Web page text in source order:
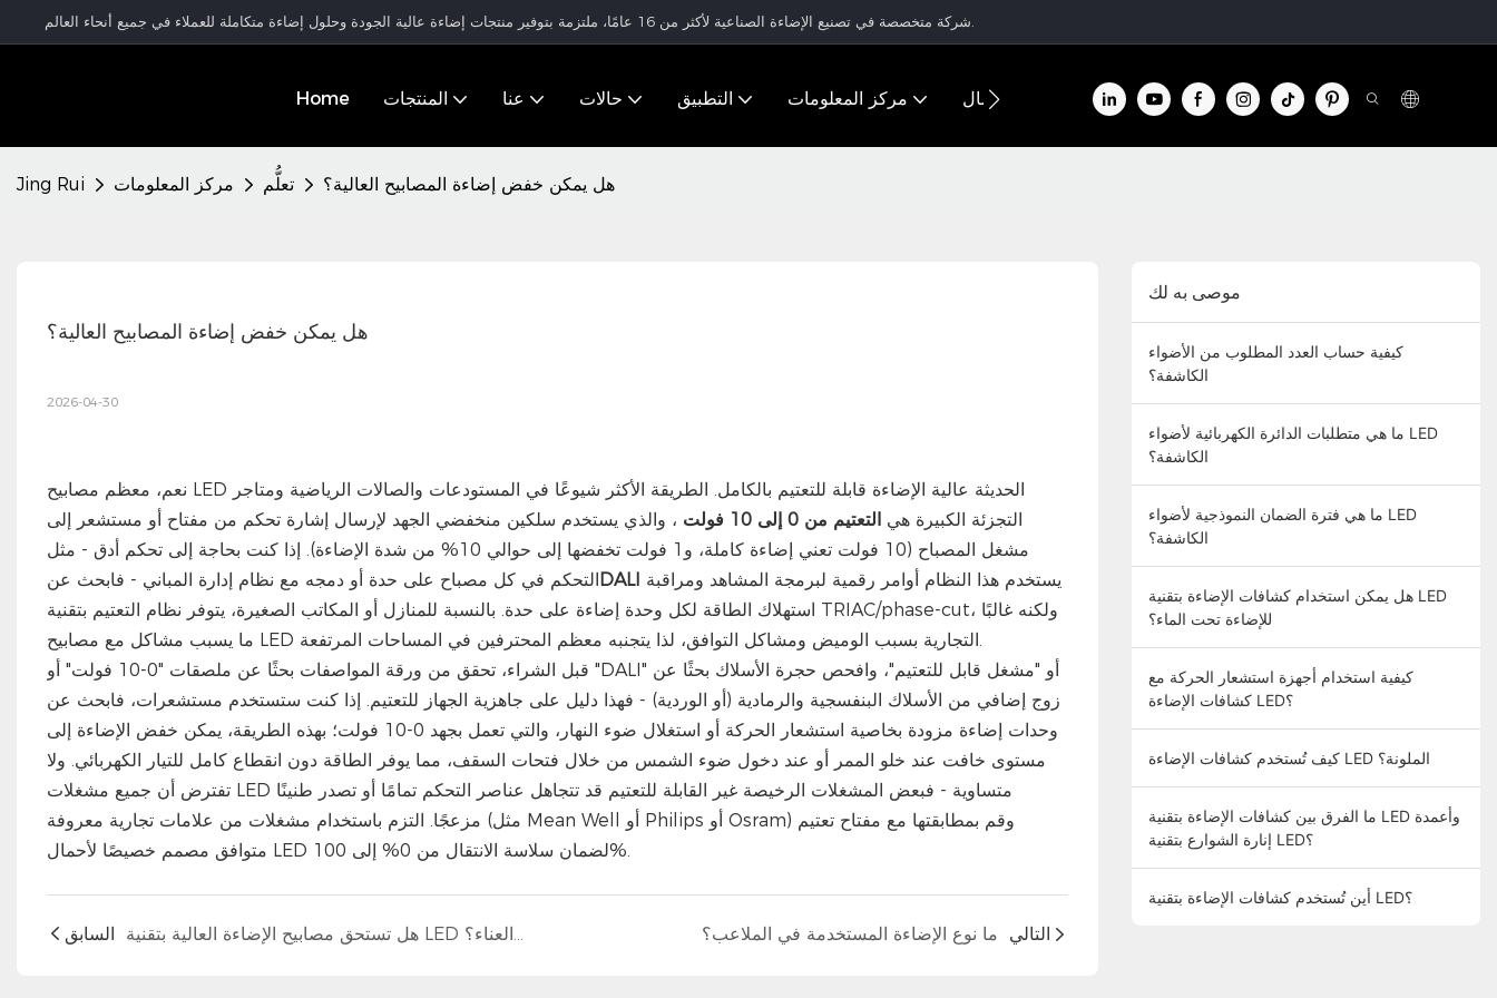
Home المنتجات عنا حالات التطبيق مركز المعلومات الاتصال
Jing Rui مركز المعلومات تعلُّم هل يمكن خفض إضاءة المصابيح العالية؟
هل يمكن خفض إضاءة المصابيح العالية؟
2026-04-30
نعم، معظم مصابيح LED الحديثة عالية الإضاءة قابلة للتعتيم بالكامل. الطريقة الأكثر شيوعًا في المستودعات والصالات الرياضية ومتاجر
التجزئة الكبيرة هي التعتيم من 0 إلى 10 فولت
، والذي يستخدم سلكين منخفضي الجهد لإرسال إشارة تحكم من مفتاح أو مستشعر إلى
مشغل المصباح (10 فولت تعني إضاءة كاملة، و1 فولت تخفضها إلى حوالي 10% من شدة الإضاءة). إذا كنت بحاجة إلى تحكم أدق - مثل
التحكم في كل مصباح على حدة أو دمجه مع نظام إدارة المباني - فابحث عن DALI
استهلاك الطاقة لكل وحدة إضاءة على حدة. بالنسبة للمنازل أو المكاتب الصغيرة، يتوفر نظام التعتيم بتقنية TRIAC/phase-cut، ولكنه غالبًا
ما يسبب مشاكل مع مصابيح LED التجارية بسبب الوميض ومشاكل التوافق، لذا يتجنبه معظم المحترفين في المساحات المرتفعة.
قبل الشراء، تحقق من ورقة المواصفات بحثًا عن ملصقات "0-10 فولت" أو "DALI" أو "مشغل قابل للتعتيم"، وافحص حجرة الأسلاك بحثًا عن
زوج إضافي من الأسلاك البنفسجية والرمادية (أو الوردية) - فهذا دليل على جاهزية الجهاز للتعتيم. إذا كنت ستستخدم مستشعرات، فابحث عن
وحدات إضاءة مزودة بخاصية استشعار الحركة أو استغلال ضوء النهار، والتي تعمل بجهد 0-10 فولت؛ بهذه الطريقة، يمكن خفض الإضاءة إلى
مستوى خافت عند خلو الممر أو عند دخول ضوء الشمس من خلال فتحات السقف، مما يوفر الطاقة دون انقطاع كامل للتيار الكهربائي. ولا
تفترض أن جميع مشغلات LED متساوية - فبعض المشغلات الرخيصة غير القابلة للتعتيم قد تتجاهل عناصر التحكم تمامًا أو تصدر طنينًا
مزعجًا. التزم باستخدام مشغلات من علامات تجارية معروفة (مثل Mean Well أو Philips أو Osram) وقم بمطابقتها مع مفتاح تعتيم
متوافق مصمم خصيصًا لأحمال LED لضمان سلاسة الانتقال من 0% إلى 100%.
السابق هل تستحق مصابيح الإضاءة العالية بتقنية LED كل هذا العناء؟ ما نوع الإضاءة المستخدمة في الملاعب؟ التالي
موصى به لك
كيفية حساب العدد المطلوب من الأضواء
الكاشفة؟
ما هي متطلبات الدائرة الكهربائية لأضواء LED
الكاشفة؟
ما هي فترة الضمان النموذجية لأضواء LED
الكاشفة؟
هل يمكن استخدام كشافات الإضاءة بتقنية LED
للإضاءة تحت الماء؟
كيفية استخدام أجهزة استشعار الحركة مع
كشافات الإضاءة LED؟
كيف تُستخدم كشافات الإضاءة LED الملونة؟
ما الفرق بين كشافات الإضاءة بتقنية LED وأعمدة
إنارة الشوارع بتقنية LED؟
أين تُستخدم كشافات الإضاءة بتقنية LED؟